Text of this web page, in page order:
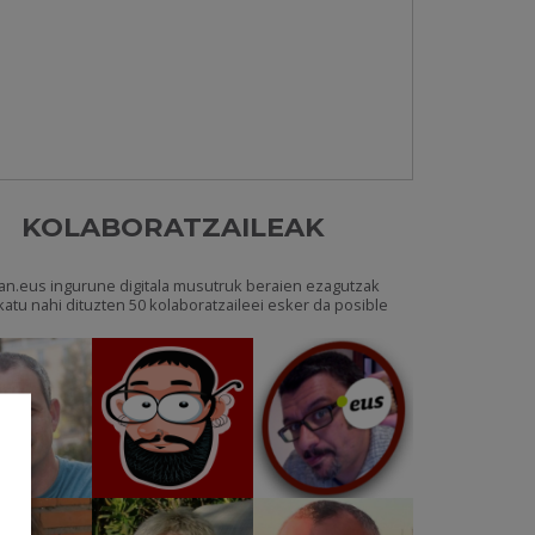
KOLABORATZAILEAK
ingurune digitala musutruk beraien ezagutzak
nahi dituzten 50 kolaboratzaileei esker da posible